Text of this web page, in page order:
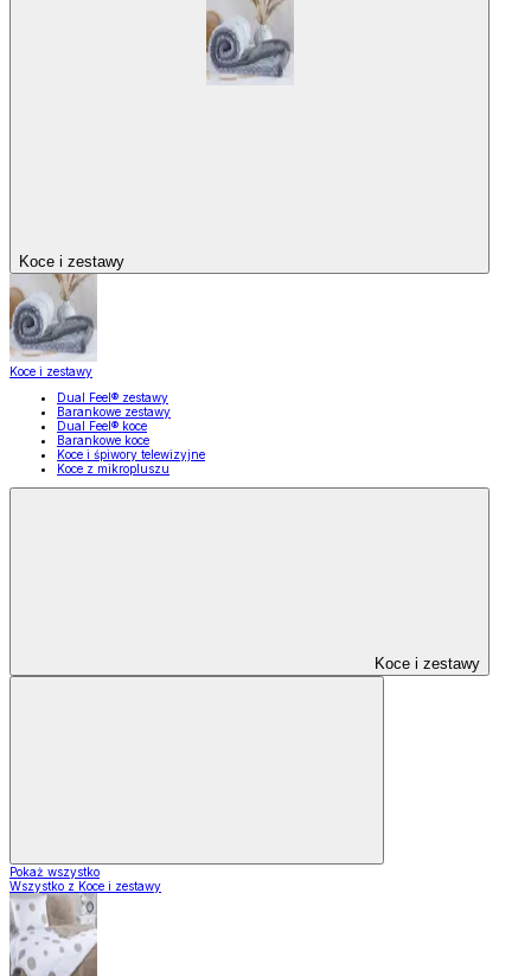
Koce i zestawy
Koce i zestawy
Dual Feel® zestawy
Barankowe zestawy
Dual Feel® koce
Barankowe koce
Koce i śpiwory telewizyjne
Koce z mikropluszu
Koce i zestawy
Pokaż wszystko
Wszystko z Koce i zestawy